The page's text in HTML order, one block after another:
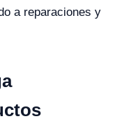
a reparaciones y